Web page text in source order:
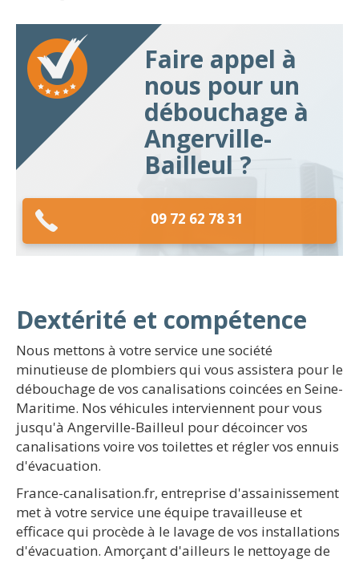
Faire appel à
nous pour un
débouchage à
Angerville-
Bailleul ?
09 72 62 78 31
Dextérité et compétence
Nous mettons à votre service une société
minutieuse de plombiers qui vous assistera pour le
débouchage de vos canalisations coincées en Seine-
Maritime. Nos véhicules interviennent pour vous
jusqu'à Angerville-Bailleul pour décoincer vos
canalisations voire vos toilettes et régler vos ennuis
d'évacuation.
France-canalisation.fr, entreprise d'assainissement
met à votre service une équipe travailleuse et
efficace qui procède à le lavage de vos installations
d'évacuation. Amorçant d'ailleurs le nettoyage de